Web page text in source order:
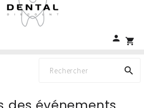
shopping_cart

